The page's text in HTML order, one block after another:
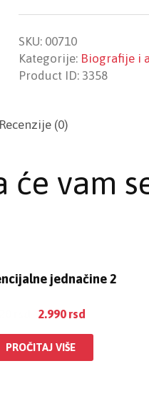
SKU: 00710
Kategorije: Biografije i
Product ID: 3358
Recenzije (0)
će vam
jednačine 2
2.990 rsd
PROČITAJ VIŠE